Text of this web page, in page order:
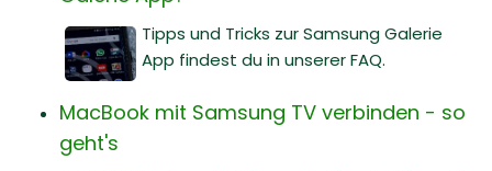
Tipps und Tricks zur Samsung Galerie
App findest du in unserer FAQ.
MacBook mit Samsung TV verbinden - so
geht's